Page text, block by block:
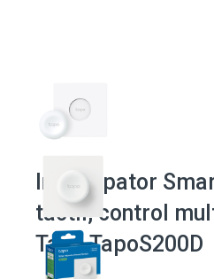
Intrerupator
tactil, control
Tapo TapoS200D